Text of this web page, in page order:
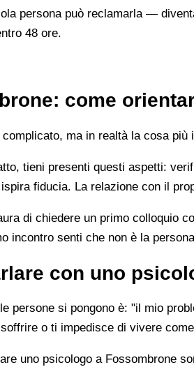
persona può reclamarla —
48 ore.
come
ma in realtà la cosa
tieni presenti questi aspetti:
fiducia. La relazione con il
di chiedere un primo colloquio
incontro senti che non è la
con uno
persone si pongono è: "il mio
o ti impedisce di vivere
uno psicologo a Fossombrone